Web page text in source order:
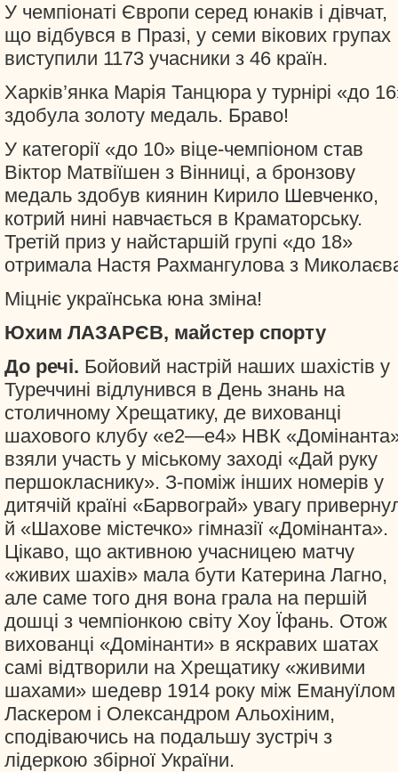
У чемпіонаті Європи серед юнаків і дівчат,
що відбувся в Празі, у семи вікових групах
виступили 1173 учасники з 46 країн.
Харків’янка Марія Танцюра у турнірі «до
здобула золоту медаль. Браво!
У категорії «до 10» віце-чемпіоном став
Віктор Матвіїшен з Вінниці, а бронзову
медаль здобув киянин Кирило Шевченко,
котрий нині навчається в Краматорську.
Третій приз у найстаршій групі «до 18»
отримала Настя Рахмангулова з
Міцніє українська юна зміна!
Юхим ЛАЗАРЄВ, майстер спорту
До речі. Бойовий настрій наших шахістів у
Туреччині відлунився в День знань на
столичному Хрещатику, де вихованці
шахового клубу «е2—е4» НВК
взяли участь у міському заході «Дай руку
першокласнику». З-поміж інших номерів у
дитячій країні «Барвограй» увагу
й «Шахове містечко» гімназії «Домінанта».
Цікаво, що активною учасницею матчу
«живих шахів» мала бути Катерина Лагно,
але саме того дня вона грала на першій
дошці з чемпіонкою світу Хоу Їфань. Отож
вихованці «Домінанти» в яскравих шатах
самі відтворили на Хрещатику «живими
шахами» шедевр 1914 року між Емануїлом
Ласкером і Олександром Альохіним,
сподіваючись на подальшу зустріч з
лідеркою збірної України.